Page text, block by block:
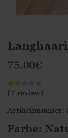
75.00€
(1 review)
Artikelnummer:
Farbe: